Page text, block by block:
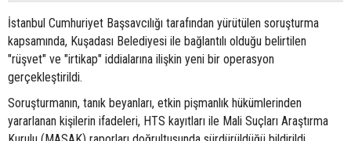
İstanbul Cumhuriyet Başsavcılığı tarafından yürütülen soruşturma
kapsamında, Kuşadası Belediyesi ile bağlantılı olduğu belirtilen
"rüşvet" ve "irtikap" iddialarına ilişkin yeni bir operasyon
gerçekleştirildi.
Soruşturmanın, tanık beyanları, etkin pişmanlık hükümlerinden
yararlanan kişilerin ifadeleri, HTS kayıtları ile Mali Suçları Araştırma